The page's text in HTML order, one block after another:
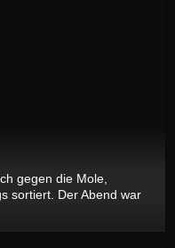
gegen die Mole,
sortiert. Der Abend war